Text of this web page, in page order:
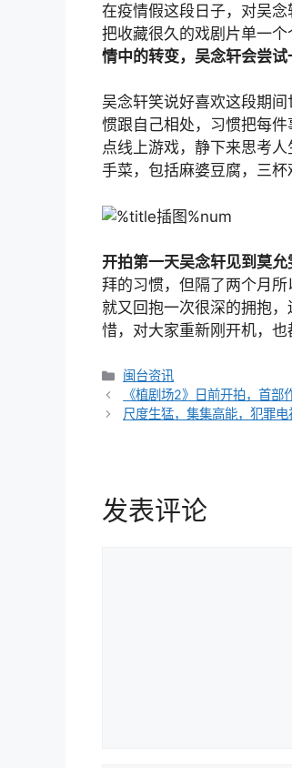
在疫情假这段日子，对吴
把收藏很久的戏剧片单一个
情中的转变，吴念轩会尝试
吴念轩笑说好喜欢这段期
惯跟自己相处，习惯把每
点线上游戏，静下来思考
手菜，包括麻婆豆腐，三
开拍第一天吴念轩见到莫允
拜的习惯，但隔了两个月所
就又回抱一次很深的拥抱
惜，对大家重新刚开机，也
分
类
闽台资讯
文
章
《植剧场2》日前开拍，首
尺度生猛，集集高能，犯罪电
发表评论